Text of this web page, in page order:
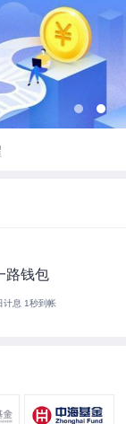
公司名称及法定代
路钱包
计息 1秒到帐